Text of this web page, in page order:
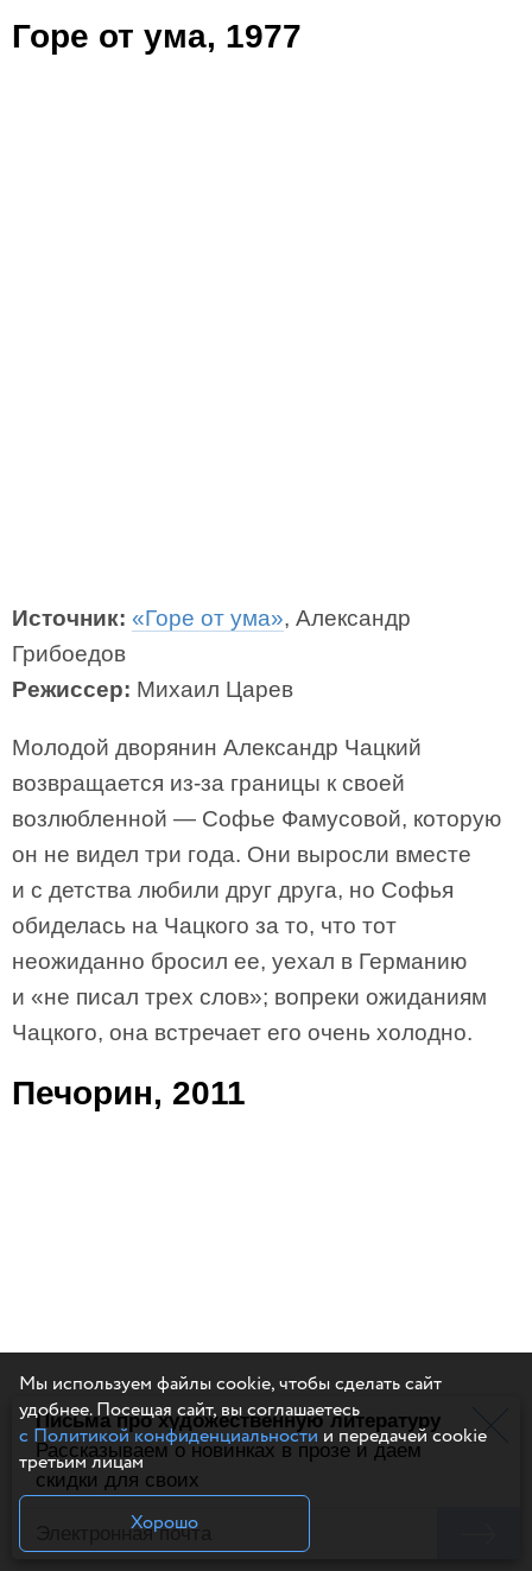
Горе от ума, 1977
Источник: «Горе от ума», Александр
Грибоедов
Режиссер: Михаил Царев
Молодой дворянин Александр Чацкий
возвращается из-за границы к своей
возлюбленной — Софье Фамусовой, которую
он не видел три года. Они выросли вместе
и с детства любили друг друга, но Софья
обиделась на Чацкого за то, что тот
неожиданно бросил ее, уехал в Германию
и «не писал трех слов»; вопреки ожиданиям
Чацкого, она встречает его очень холодно.
Печорин, 2011
Письма про художественную литературу
Рассказываем о новинках в прозе и даем
скидки для своих
Мы используем файлы cookie, чтобы сделать сайт
удобнее. Посещая сайт, вы соглашаетесь
с Политикой конфиденциальностии передачей cookie
третьим лицам
Хорошо